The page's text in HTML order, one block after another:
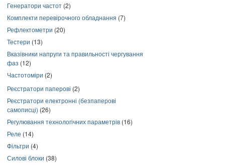
Генератори частот (2)
Комплекти перевірочного обладнання (7)
Рефлектометри (20)
Тестери (13)
Вказівники напруги та правильності чергування
фаз (12)
Частотоміри (2)
Реєстратори паперові (2)
Реєстратори електронні (безпаперові
самописці) (26)
Регулювання технологічних параметрів (16)
Реле (14)
Фільтри (4)
Силові блоки (38)